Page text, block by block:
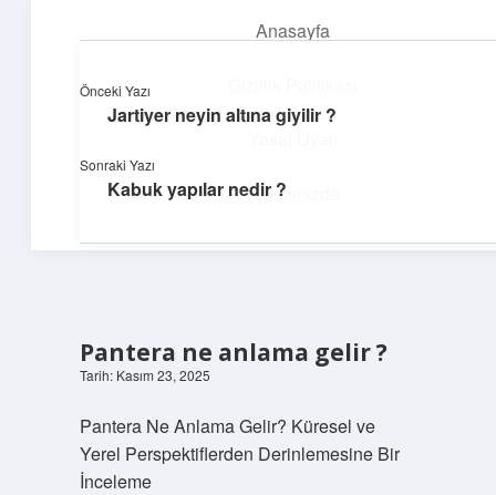
Anasayfa
Hakkımızda
Yumuşak Teknoloji Rehberi
Dijital dünyada huzurlu bir yolculuk!
Pantera ne anlama gelir ?
Tarih: Kasım 23, 2025
Pantera Ne Anlama Gelir? Küresel ve
Yerel Perspektiflerden Derinlemesine Bir
İnceleme
Önceki Yazı
Jartiyer neyin altına giyilir ?
Sonraki Yazı
Kabuk yapılar nedir ?